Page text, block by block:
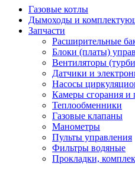
Газовые котлы
Дымоходы и
Запчасти
Расширительные
Блоки (платы)
Вентиляторы
Датчики и
Насосы
Камеры сгорания и
Теплообменники
Газовые клапаны
Манометры
Пульты управления
Фильтры водяные
Прокладки,